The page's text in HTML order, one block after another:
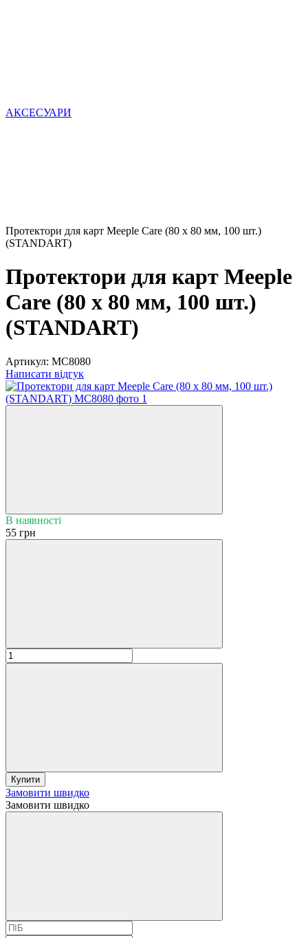
АКСЕСУАРИ
Протектори для карт Meeple Care (80 х 80 мм, 100 шт.)
(STANDART)
Протектори для карт Meeple
Care (80 х 80 мм, 100 шт.)
(STANDART)
Артикул: MC8080
Написати відгук
В наявності
55 грн
Купити
Замовити швидко
Замовити швидко